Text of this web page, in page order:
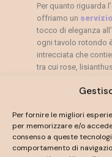
Per fornire le migliori
per memorizzare e/o
consenso a queste
comportamento di
Per quanto riguarda
offriamo un
tocco di eleganza
ogni tavolo rotondo
intrecciata che
tra cui rose,
di riempimento (di
cestino è
raffinato. Per
alcune candele e
decorati, che
romanticismo.